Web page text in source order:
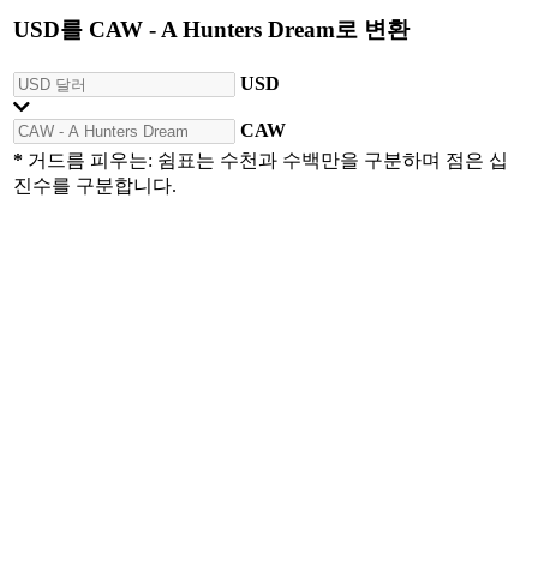
USD를 CAW - A Hunters Dream로 변환
USD
CAW
* 거드름 피우는: 쉼표는 수천과 수백만을 구분하며 점은 십
진수를 구분합니다.